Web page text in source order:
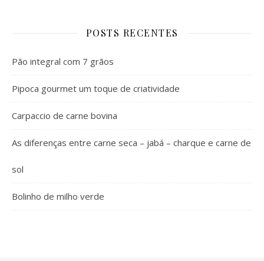
POSTS RECENTES
Pão integral com 7 grãos
Pipoca gourmet um toque de criatividade
Carpaccio de carne bovina
As diferenças entre carne seca – jabá – charque e carne de
sol
Bolinho de milho verde